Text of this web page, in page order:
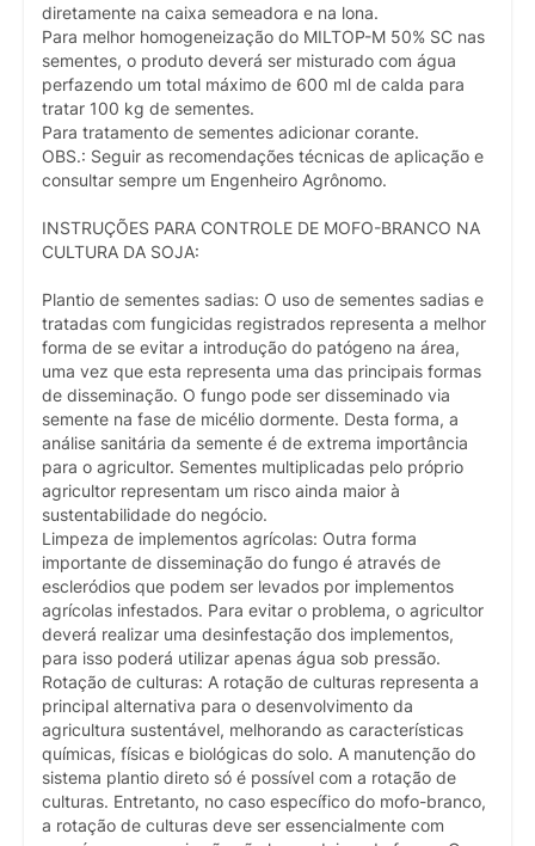
diretamente na caixa semeadora e na lona.
Para melhor homogeneização do MILTOP-M 50% SC nas
sementes, o produto deverá ser misturado com água
perfazendo um total máximo de 600 ml de calda para
tratar 100 kg de sementes.
Para tratamento de sementes adicionar corante.
OBS.: Seguir as recomendações técnicas de aplicação e
consultar sempre um Engenheiro Agrônomo.
INSTRUÇÕES PARA CONTROLE DE MOFO-BRANCO NA
CULTURA DA SOJA:
Plantio de sementes sadias: O uso de sementes sadias e
tratadas com fungicidas registrados representa a melhor
forma de se evitar a introdução do patógeno na área,
uma vez que esta representa uma das principais formas
de disseminação. O fungo pode ser disseminado via
semente na fase de micélio dormente. Desta forma, a
análise sanitária da semente é de extrema importância
para o agricultor. Sementes multiplicadas pelo próprio
agricultor representam um risco ainda maior à
sustentabilidade do negócio.
Limpeza de implementos agrícolas: Outra forma
importante de disseminação do fungo é através de
escleródios que podem ser levados por implementos
agrícolas infestados. Para evitar o problema, o agricultor
deverá realizar uma desinfestação dos implementos,
para isso poderá utilizar apenas água sob pressão.
Rotação de culturas: A rotação de culturas representa a
principal alternativa para o desenvolvimento da
agricultura sustentável, melhorando as características
químicas, físicas e biológicas do solo. A manutenção do
sistema plantio direto só é possível com a rotação de
culturas. Entretanto, no caso específico do mofo-branco,
a rotação de culturas deve ser essencialmente com